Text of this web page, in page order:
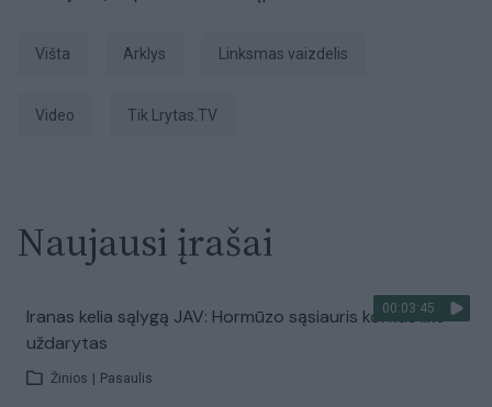
višta arklys linksmas vaizdelis
Video tik Lrytas.TV
Naujausi įrašai
00:03:45
Iranas kelia sąlygą JAV: Hormūzo sąsiauris kol kas liks
uždarytas
Žinios Pasaulis